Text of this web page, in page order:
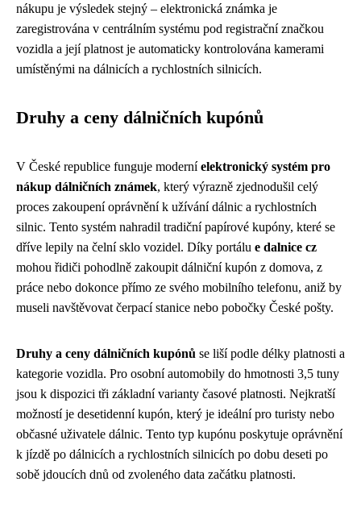
nákupu je výsledek stejný – elektronická známka je
zaregistrována v centrálním systému pod registrační značkou
vozidla a její platnost je automaticky kontrolována kamerami
umístěnými na dálnicích a rychlostních silnicích.
Druhy a ceny dálničních kupónů
V České republice funguje moderníelektronický systém pro
nákup dálničních známek, který výrazně zjednodušil celý
proces zakoupení oprávnění k užívání dálnic a rychlostních
silnic. Tento systém nahradil tradiční papírové kupóny, které se
dříve lepily na čelní sklo vozidel. Díky portálu e dalnice cz
mohou řidiči pohodlně zakoupit dálniční kupón z domova, z
práce nebo dokonce přímo ze svého mobilního telefonu, aniž by
museli navštěvovat čerpací stanice nebo pobočky České pošty.
Druhy a ceny dálničních kupónů se liší podle délky platnosti a
kategorie vozidla. Pro osobní automobily do hmotnosti 3,5 tuny
jsou k dispozici tři základní varianty časové platnosti. Nejkratší
možností je desetidenní kupón, který je ideální pro turisty nebo
občasné uživatele dálnic. Tento typ kupónu poskytuje oprávnění
k jízdě po dálnicích a rychlostních silnicích po dobu deseti po
sobě jdoucích dnů od zvoleného data začátku platnosti.